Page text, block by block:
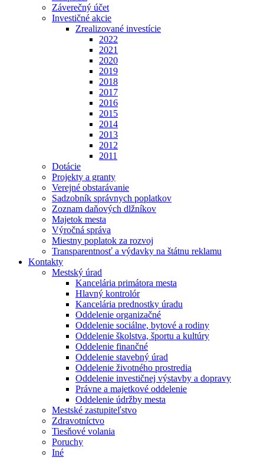
Záverečný účet
Investičné akcie
Zrealizované investície
2022
2021
2020
2019
2018
2017
2016
2015
2014
2013
2012
2011
Dotácie
Projekty a granty
Verejné obstarávanie
Sadzobník správnych poplatkov
Zoznam daňových dlžníkov
Majetok mesta
Výročná správa
Miestny poplatok za rozvoj
Transparentnosť a výdavky na štátnu reklamu
Kontakty
Mestský úrad
Kancelária primátora mesta
Hlavný kontrolór
Kancelária prednostky úradu
Oddelenie organizačné
Oddelenie sociálne, bytové a rodiny
Oddelenie školstva, športu a kultúry
Oddelenie finančné
Oddelenie stavebný úrad
Oddelenie životného prostredia
Oddelenie investičnej výstavby a dopravy
Právne a majetkové oddelenie
Oddelenie údržby mesta
Mestské zastupiteľstvo
Zdravotníctvo
Tiesňové volania
Poruchy
Iné